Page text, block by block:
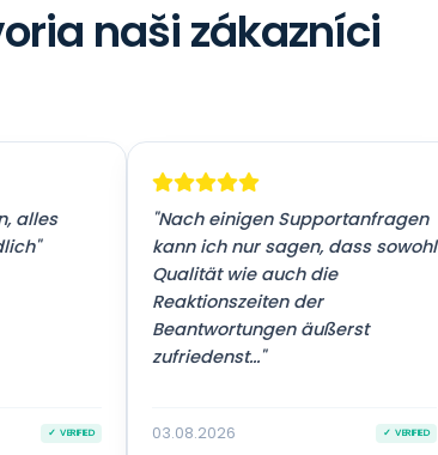
naši zákazníci
alles
✓ VERIFIED
"Nach einigen Supportanfragen
kann ich nur sagen, dass sowohl
Qualität wie auch die
Reaktionszeiten der
Beantwortungen äußerst
zufriedenst..."
03.08.2026 ✓ VERIFIED